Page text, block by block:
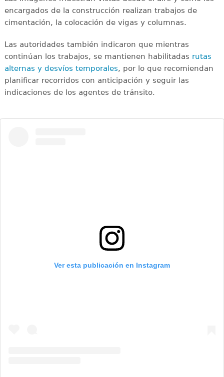
encargados de la construcción realizan trabajos de
cimentación, la colocación de vigas y columnas.
Las autoridades también indicaron que mientras
continúan los trabajos, se mantienen habilitadas rutas
alternas y desvíos temporales, por lo que recomiendan
planificar recorridos con anticipación y seguir las
indicaciones de los agentes de tránsito.
Ver esta publicación en Instagram